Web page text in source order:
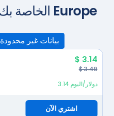
Europe
بيانات غير محدودة
$ 3.14
$ 3.49
3.14 دولار/اليوم
اشتري الآن